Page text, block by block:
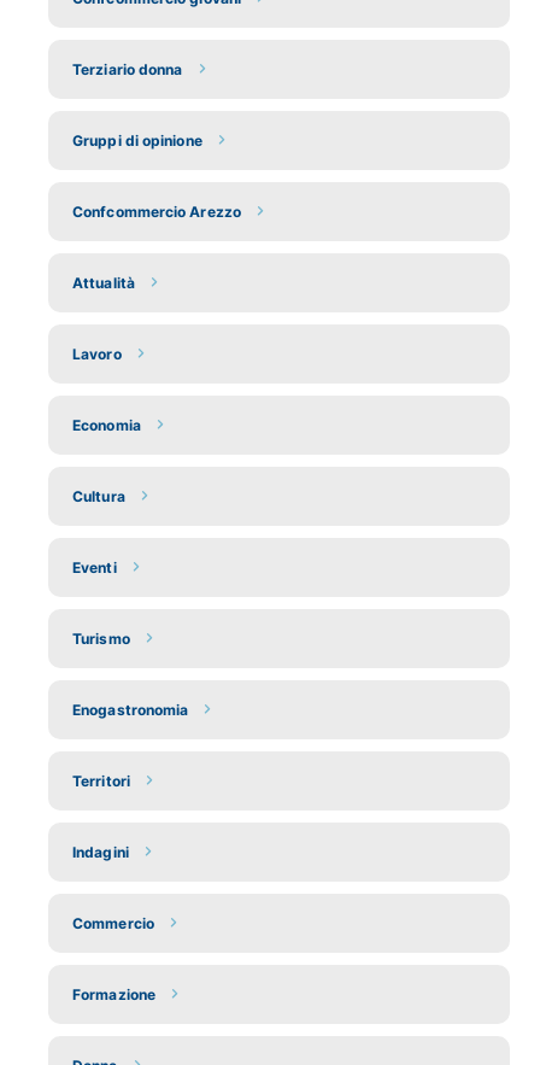
Terziario donna
Gruppi di opinione
Confcommercio Arezzo
Attualità
Lavoro
Economia
Cultura
Eventi
Turismo
Enogastronomia
Territori
Indagini
Commercio
Formazione